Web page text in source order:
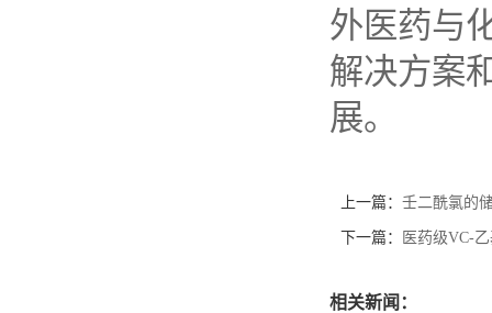
外医药与
解决方案
展。
上一篇： 壬二酰氯的
下一篇： 医药级VC-
相关新闻：